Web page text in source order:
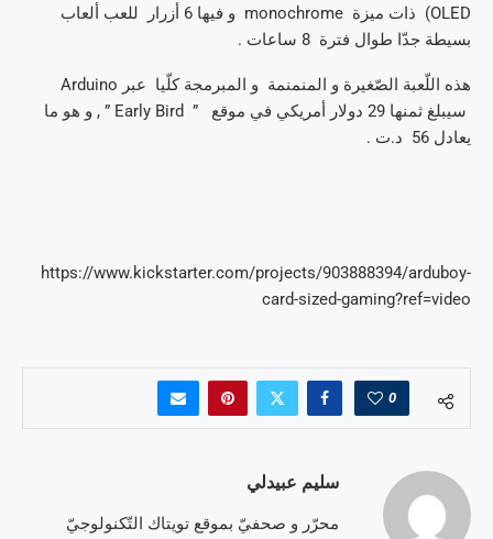
OLED) ذات ميزة monochrome و فيها 6 أزرار للعب ألعاب
بسيطة جدّا طوال فترة 8 ساعات .
هذه اللّعبة الصّغيرة و المنمنمة و المبرمجة كلّيا عبر Arduino
سيبلغ ثمنها 29 دولار أمريكي في موقع ” Early Bird ” , و هو ما
يعادل 56 د.ت .
https://www.kickstarter.com/projects/903888394/arduboy-
card-sized-gaming?ref=video
0
سليم عبيدلي
محرّر و صحفيّ بموقع تويتاك التّكنولوجيّ